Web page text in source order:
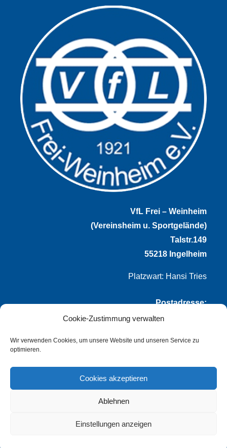
Cookie-Zustimmung verwalten
Wir verwenden Cookies, um unsere Website und unseren Service zu
optimieren.
Cookies akzeptieren
Ablehnen
Einstellungen anzeigen
VfL Frei – Weinheim
(Vereinsheim u. Sportgelände)
Talstr.149
55218 Ingelheim
Platzwart: Hansi Tries
Postadresse:
VfL Frei-Weinheim 1921 e.V.
Thomas Winternheimer
Talstr. 149
55218 Ingelheim
dozo-design Impressum